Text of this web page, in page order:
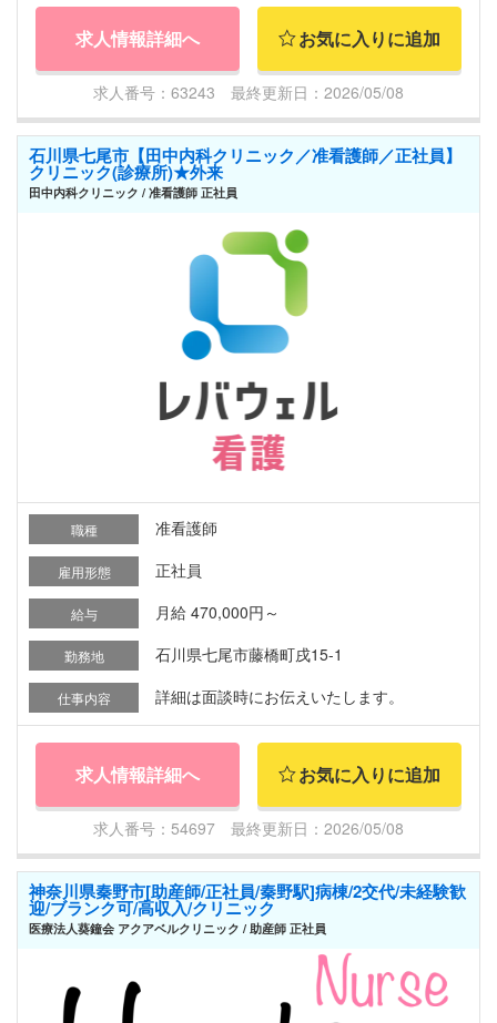
求人情報詳細へ お気に入りに追加
求人番号：63243 最終更新日：2026/05/08
石川県七尾市【田中内科クリニック／准看護師／正社員】
クリニック(診療所)★外来
田中内科クリニック / 准看護師 正社員
職種 准看護師
雇用形態 正社員
給与 月給 470,000円～
勤務地 石川県七尾市藤橋町戌15-1
仕事内容 詳細は面談時にお伝えいたします。
求人情報詳細へ お気に入りに追加
求人番号：54697 最終更新日：2026/05/08
神奈川県秦野市[助産師/正社員/秦野駅]病棟/2交代/未経験歓
迎/ブランク可/高収入/クリニック
医療法人葵鐘会 アクアベルクリニック / 助産師 正社員